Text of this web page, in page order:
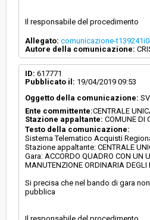
Il responsabile del procedimento
Allegato: comunicazione-
Autore della comunicazione:
ID: 617771
Pubblicato il: 19/04/2019 09:53
Oggetto della comunicazione:
Ente committente:CENTRALE
Stazione appaltante: COMUNE DI
Testo della comunicazione:
Sistema Telematico Acquisti
Stazione appaltante: CENTRALE
Gara: ACCORDO QUADRO CON UN
MANUTENZIONE ORDINARIA DEGLI
Si precisa che nel bando di gara
pubblica